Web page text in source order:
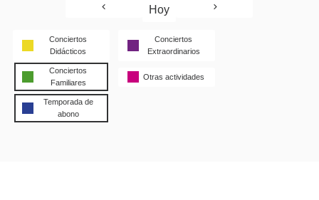
Hoy
Conciertos
Didácticos
Conciertos
Extraordinarios
Conciertos
Familiares
Otras actividades
Temporada de
abono